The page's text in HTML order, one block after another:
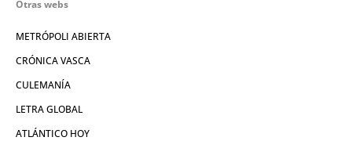
Otras webs
METRÓPOLI ABIERTA
CRÓNICA VASCA
CULEMANÍA
LETRA GLOBAL
ATLÁNTICO HOY